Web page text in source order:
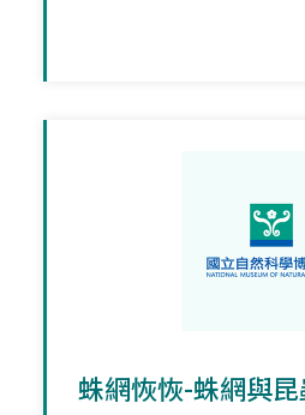
蛛網恢恢-蛛網與